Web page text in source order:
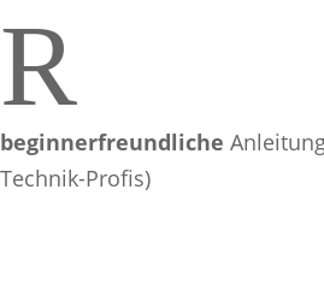
R
beginnerfreundliche
Technik-Profis)